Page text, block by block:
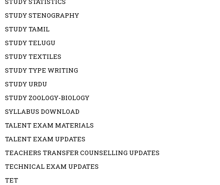
STUDY STENOGRAPHY
STUDY TAMIL
STUDY TELUGU
STUDY TEXTILES
STUDY TYPE WRITING
STUDY URDU
STUDY ZOOLOGY-BIOLOGY
SYLLABUS DOWNLOAD
TALENT EXAM MATERIALS
TALENT EXAM UPDATES
TEACHERS TRANSFER COUNSELLING UPDATES
TECHNICAL EXAM UPDATES
TET